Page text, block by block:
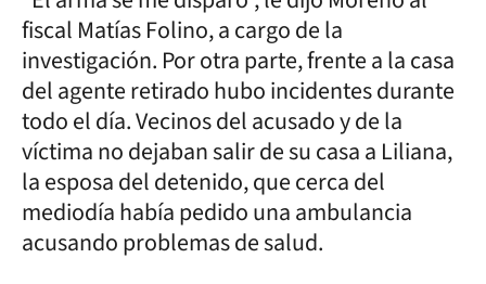
fiscal Matías Folino, a cargo de la
investigación. Por otra parte, frente a la casa
del agente retirado hubo incidentes durante
todo el día. Vecinos del acusado y de la
víctima no dejaban salir de su casa a Liliana,
la esposa del detenido, que cerca del
mediodía había pedido una ambulancia
acusando problemas de salud.